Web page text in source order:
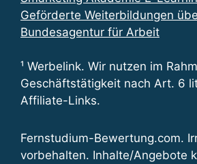
Geförderte Weiterbildungen
Bundesagentur für Arbeit
¹ Werbelink. Wir nutzen im
Geschäftstätigkeit nach Art. 6
Affiliate-Links.
Fernstudium-Bewertung.com.
vorbehalten. Inhalte/Angebote